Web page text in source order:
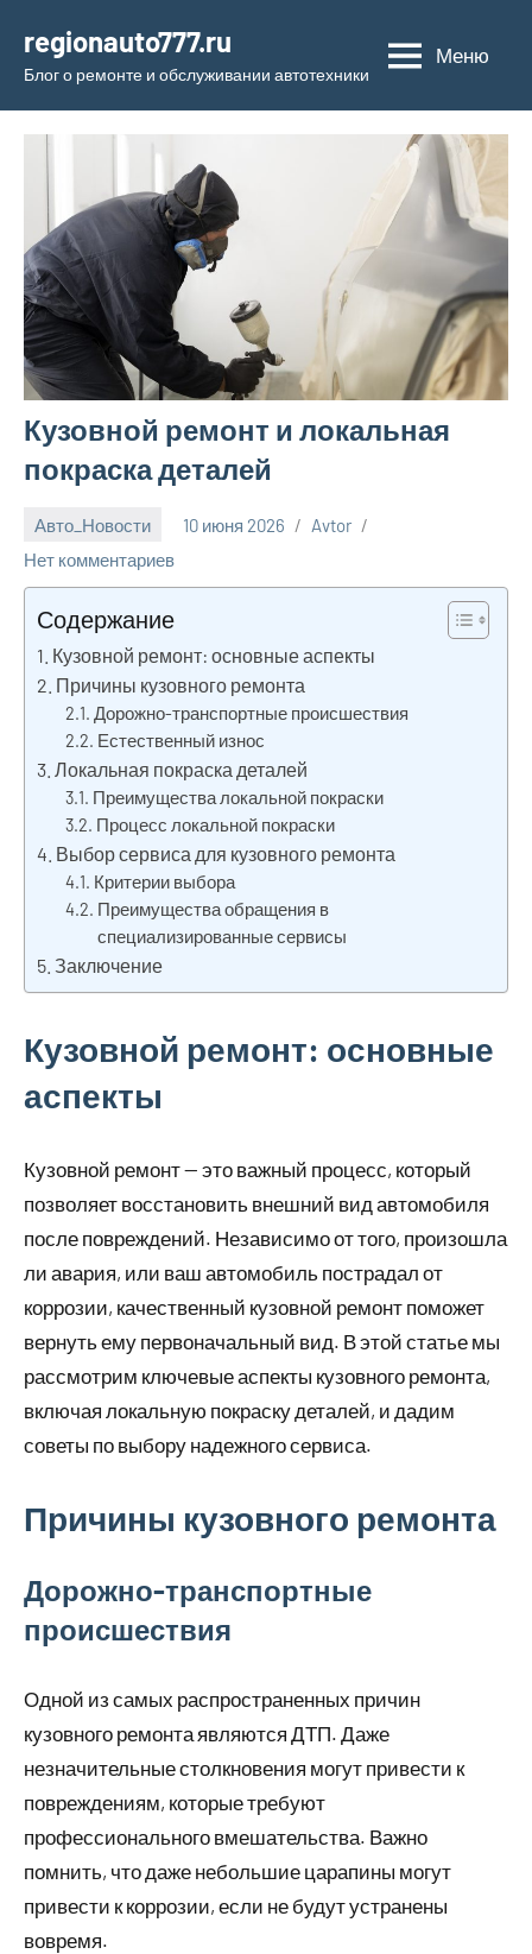
содержимому
regionauto777.ru
Блог о ремонте и обслуживании автотехники
Меню
Кузовной ремонт и локальная
покраска деталей
Авто_Новости 10 июня 2026
Avtor
Нет комментариев
Содержание
Кузовной ремонт: основные аспекты
Причины кузовного ремонта
Дорожно-транспортные происшествия
Естественный износ
Локальная покраска деталей
Преимущества локальной покраски
Процесс локальной покраски
Выбор сервиса для кузовного ремонта
Критерии выбора
Преимущества обращения в
специализированные сервисы
Заключение
Кузовной ремонт: основные
аспекты
Кузовной ремонт — это важный процесс, который
позволяет восстановить внешний вид автомобиля
после повреждений. Независимо от того, произошла
ли авария, или ваш автомобиль пострадал от
коррозии, качественный кузовной ремонт поможет
вернуть ему первоначальный вид. В этой статье мы
рассмотрим ключевые аспекты кузовного ремонта,
включая локальную покраску деталей, и дадим
советы по выбору надежного сервиса.
Причины кузовного ремонта
Дорожно-транспортные
происшествия
Одной из самых распространенных причин
кузовного ремонта являются ДТП. Даже
незначительные столкновения могут привести к
повреждениям, которые требуют
профессионального вмешательства. Важно
помнить, что даже небольшие царапины могут
привести к коррозии, если не будут устранены
вовремя.